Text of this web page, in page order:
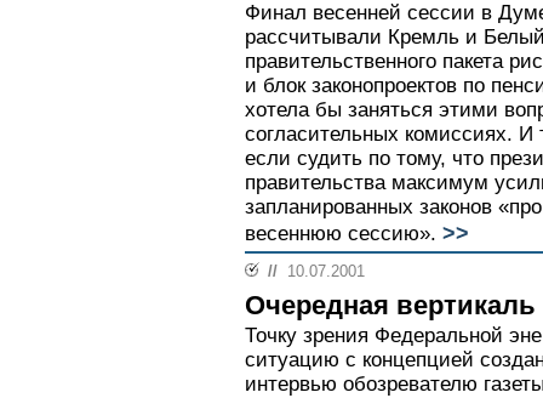
Финал весенней сессии в
рассчитывали Кремль и
правительственного пакета
и блок законопроектов по
хотела бы заняться этими
согласительных комиссиях.
если судить по тому, что
правительства максимум
запланированных законов
весеннюю сессию». >>
// 10.07.2001
Очередная вертикаль
Точку зрения Федеральной
ситуацию с концепцией
интервью обозревателю